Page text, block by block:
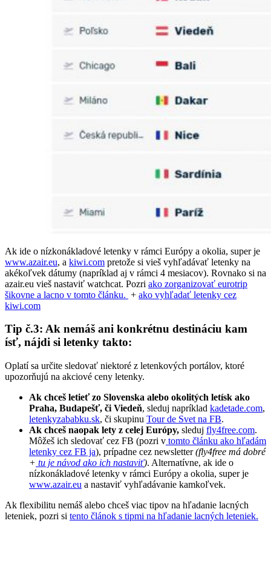
Ak ide o nízkonákladové letenky v rámci Európy a okolia, super je
www.azair.eu, a kiwi.com pretože si vieš vyhľadávať letenky na
akékoľvek dátumy (napríklad aj v rámci 4 mesiacov). Rovnako si na
azair.eu vieš nastaviť watchcat. Pozri ako zorganizovať eurotrip
šikovne a lacno v tomto článku. + ako vyhľadať letenky cez
kiwi.com
Tip č.3: Ak nemáš ani konkrétnu destináciu kam
ísť, nájdi si letenky takto:
Oplatí sa určite sledovať niektoré z letenkových portálov, ktoré
upozorňujú na akciové ceny letenky.
Ak chceš letieť zo Slovenska alebo okolitých letísk ako
Praha, Budapešť, či Viedeň, sleduj napríklad kadetade.com,
letenkyzababku.sk, či skupinu Tour de Svet na FB.
Ak chceš naopak lety z celej Európy, sleduj fly4free.com.
Môžeš ich sledovať cez FB (pozri v tomto článku ako hľadám
letenky cez FB ja), prípadne cez newsletter(fly4free má dobré
+ tu je návod ako ich nastaviť). Alternatívne, ak ide o
nízkonákladové letenky v rámci Európy a okolia, super je
www.azair.eu a nastaviť vyhľadávanie kamkoľvek.
Ak flexibilitu nemáš alebo chceš viac tipov na hľadanie lacných
leteniek, pozri si tento článok s tipmi na hľadanie lacných leteniek.